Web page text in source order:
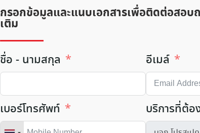
กรอกข้อมูลและแนบเอกสารเพื่อติดต่อสอบ
เติม
ชื่อ - นามสกุล อีเมล์
เบอร์โทรศัพท์ บริการที่ต้อ